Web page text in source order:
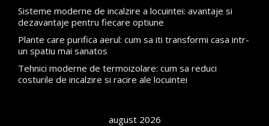
Sisteme moderne de incalzire a locuintei: avantaje si
dezavantaje pentru fiecare optiune
Plante care purifica aerul: cum sa iti transformi casa intr-
un spatiu mai sanatos
Tehnici moderne de termoizolare: cum sa reduci
costurile de incalzire si racire ale locuintei
august 2026